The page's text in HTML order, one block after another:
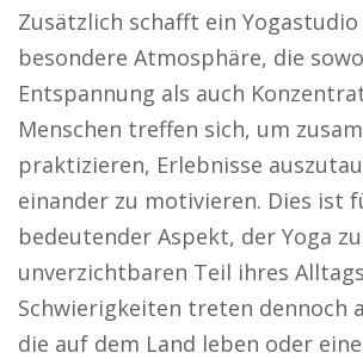
Zusätzlich schafft ein Yogastudio
besondere Atmosphäre, die
Entspannung als auch
Menschen treffen sich, um
praktizieren, Erlebnisse
einander zu motivieren. Dies ist
bedeutender Aspekt, der Yoga
unverzichtbaren Teil ihres
Schwierigkeiten treten dennoch
die auf dem Land leben oder